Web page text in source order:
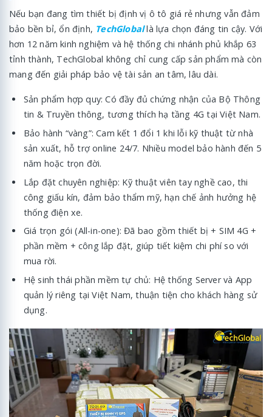
Nếu bạn đang tìm thiết bị định vị ô tô giá rẻ nhưng vẫn đảm
bảo bền bỉ, ổn định, TechGloballà lựa chọn đáng tin cậy. Với
hơn 12 năm kinh nghiệm và hệ thống chi nhánh phủ khắp 63
tỉnh thành, TechGlobal không chỉ cung cấp sản phẩm mà còn
mang đến giải pháp bảo vệ tài sản an tâm, lâu dài.
Sản phẩm hợp quy: Có đầy đủ chứng nhận của Bộ Thông
tin & Truyền thông, tương thích hạ tầng 4G tại Việt Nam.
Bảo hành “vàng”: Cam kết 1 đổi 1 khi lỗi kỹ thuật từ nhà
sản xuất, hỗ trợ online 24/7. Nhiều model bảo hành đến 5
năm hoặc trọn đời.
Lắp đặt chuyên nghiệp: Kỹ thuật viên tay nghề cao, thi
công giấu kín, đảm bảo thẩm mỹ, hạn chế ảnh hưởng hệ
thống điện xe.
Giá trọn gói (All-in-one): Đã bao gồm thiết bị + SIM 4G +
phần mềm + công lắp đặt, giúp tiết kiệm chi phí so với
mua rời.
Hệ sinh thái phần mềm tự chủ: Hệ thống Server và App
quản lý riêng tại Việt Nam, thuận tiện cho khách hàng sử
dụng.